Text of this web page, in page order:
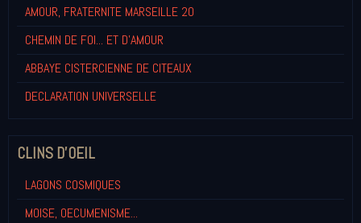
AMOUR, FRATERNITE MARSEILLE 20
CHEMIN DE FOI... ET D'AMOUR
ABBAYE CISTERCIENNE DE CITEAUX
DECLARATION UNIVERSELLE
CLINS D'OEIL
LAGONS COSMIQUES
MOISE, OECUMENISME...